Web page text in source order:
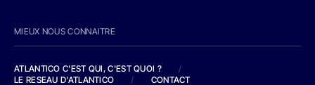
MIEUX NOUS CONNAITRE
ATLANTICO C'EST QUI, C'EST QUOI ?
/
LE RESEAU D'ATLANTICO
/ CONTACT